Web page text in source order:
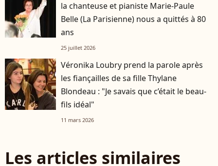
la chanteuse et pianiste Marie-Paule
Belle (La Parisienne) nous a quittés à 80
ans
25 juillet 2026
Véronika Loubry prend la parole après
les fiançailles de sa fille Thylane
Blondeau : "Je savais que c’était le beau-
fils idéal"
11 mars 2026
Les articles similaires